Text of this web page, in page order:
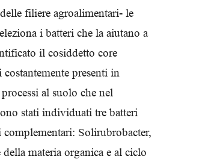
filiere agroalimentari- le
i batteri che la aiutano a
il cosiddetto core
presenti in
al suolo che nel
stati individuati tre batteri
Solirubrobacter,
materia organica e al ciclo